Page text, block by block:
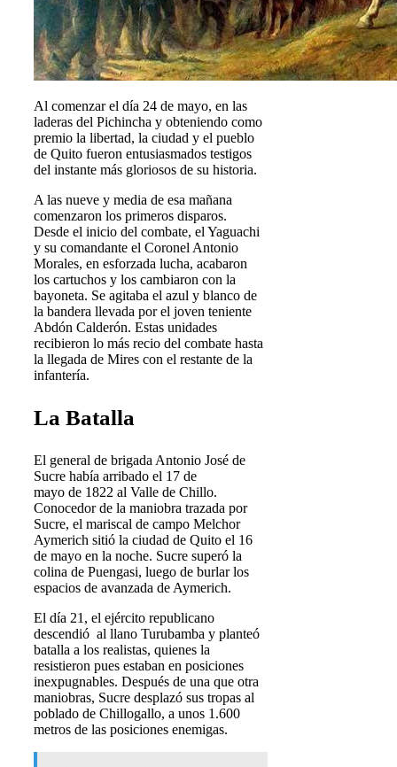
Al comenzar el día 24 de mayo, en las
laderas del Pichincha y obteniendo como
premio la libertad, la ciudad y el pueblo
de Quito fueron entusiasmados testigos
del instante más gloriosos de su historia.
A las nueve y media de esa mañana
comenzaron los primeros disparos.
Desde el inicio del combate, el Yaguachi
y su comandante el Coronel Antonio
Morales, en esforzada lucha, acabaron
los cartuchos y los cambiaron con la
bayoneta. Se agitaba el azul y blanco de
la bandera llevada por el joven teniente
Abdón Calderón. Estas unidades
recibieron lo más recio del combate hasta
la llegada de Mires con el restante de la
infantería.
La Batalla
El general de brigada Antonio José de
Sucre había arribado el 17 de
mayo de 1822 al Valle de Chillo.
Conocedor de la maniobra trazada por
Sucre, el mariscal de campo Melchor
Aymerich sitió la ciudad de Quito el 16
de mayo en la noche. Sucre superó la
colina de Puengasi, luego de burlar los
espacios de avanzada de Aymerich.
El día 21, el ejército republicano
descendió al llano Turubamba y planteó
batalla a los realistas, quienes la
resistieron pues estaban en posiciones
inexpugnables. Después de una que otra
maniobras, Sucre desplazó sus tropas al
poblado de Chillogallo, a unos 1.600
metros de las posiciones enemigas.